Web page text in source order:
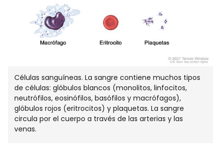
Células sanguíneas. La sangre contiene muchos tipos
de células: glóbulos blancos (monolitos, linfocitos,
neutrófilos, eosinófilos, basófilos y macrófagos),
glóbulos rojos (eritrocitos) y plaquetas. La sangre
circula por el cuerpo a través de las arterias y las
venas.